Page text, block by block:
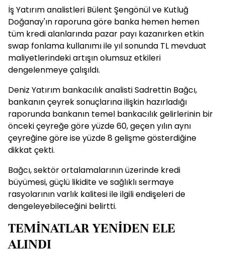
İş Yatırım analistleri Bülent Şengönül ve Kutluğ
Doğanay'ın raporuna göre banka hemen hemen
tüm kredi alanlarında pazar payı kazanırken etkin
swap fonlama kullanımı ile yıl sonunda TL mevduat
maliyetlerindeki artışın olumsuz etkileri
dengelenmeye çalışıldı.
Deniz Yatırım bankacılık analisti Sadrettin Bağcı,
bankanın çeyrek sonuçlarına ilişkin hazırladığı
raporunda bankanın temel bankacılık gelirlerinin bir
önceki çeyreğe göre yüzde 60, geçen yılın aynı
çeyreğine göre ise yüzde 8 gelişme gösterdiğine
dikkat çekti.
Bağcı, sektör ortalamalarının üzerinde kredi
büyümesi, güçlü likidite ve sağlıklı sermaye
rasyolarının varlık kalitesi ile ilgili endişeleri de
dengeleyebileceğini belirtti.
TEMİNATLAR YENİDEN ELE
ALINDI